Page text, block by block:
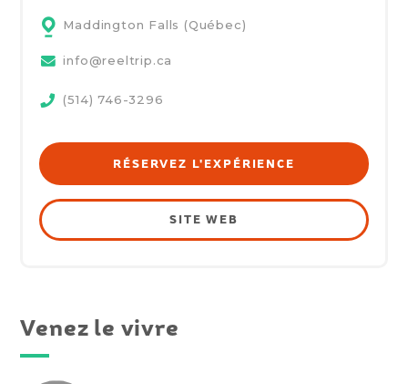
Maddington Falls (Québec)
info@reeltrip.ca
(514) 746-3296
RÉSERVEZ L'EXPÉRIENCE
SITE WEB
Venez le vivre